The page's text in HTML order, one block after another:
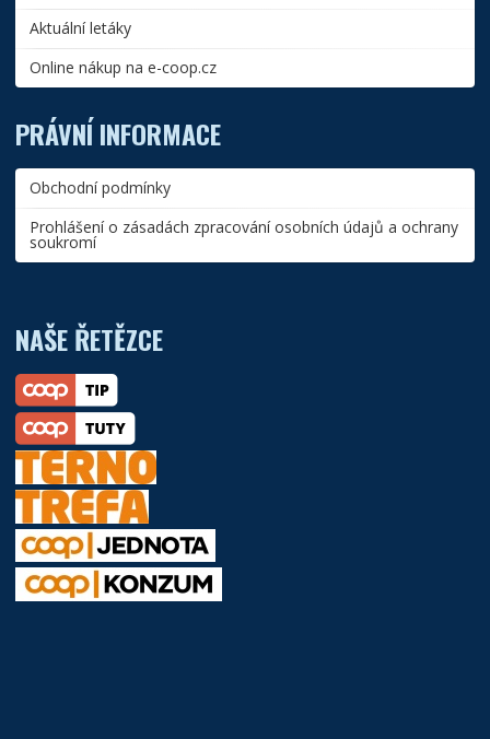
Aktuální letáky
Online nákup na e-coop.cz
PRÁVNÍ INFORMACE
Obchodní podmínky
Prohlášení o zásadách zpracování osobních údajů a ochrany
soukromí
NAŠE ŘETĚZCE